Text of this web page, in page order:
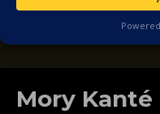
SOULFUL, DEEP
Mory Kanté